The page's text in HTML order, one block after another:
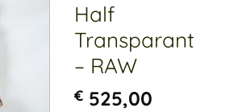
Half
Transparant
– RAW
€525,00